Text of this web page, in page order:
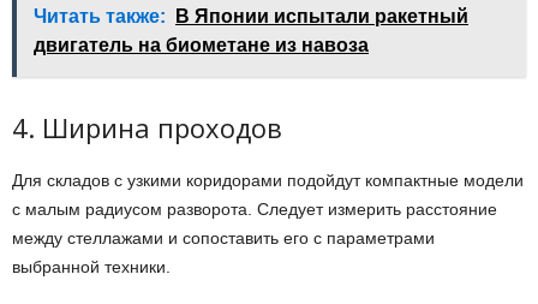
Читать также:
В Японии испытали ракетный
двигатель на биометане из навоза
4. Ширина проходов
Для складов с узкими коридорами подойдут компактные модели
с малым радиусом разворота. Следует измерить расстояние
между стеллажами и сопоставить его с параметрами
выбранной техники.